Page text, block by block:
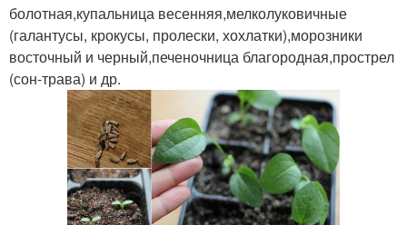
болотная,купальница весенняя,мелколуковичные
(галантусы, крокусы, пролески, хохлатки),морозники
восточный и черный,печеночница благородная,прострел
(сон-трава) и др.